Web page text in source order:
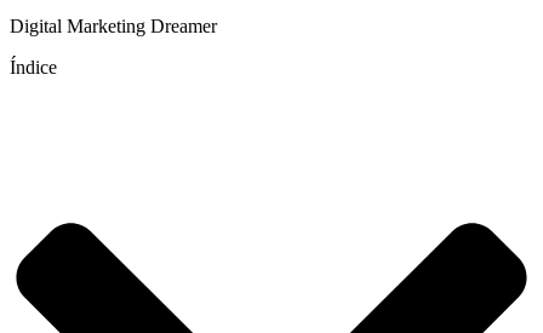
Digital Marketing Dreamer
Índice